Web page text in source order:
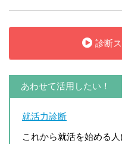
診断
あわせて活用したい！
就活力診断
これから就活を始める